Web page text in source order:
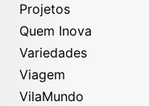
Projetos
Quem Inova
Variedades
Viagem
VilaMundo